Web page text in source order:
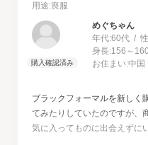
用途:喪服
めぐちゃん
年代:60代
身長:156～
お住まい:中国
ブラックフォーマルを新しく
てみたりしていたのですが、
気に入ってものに出会えずに